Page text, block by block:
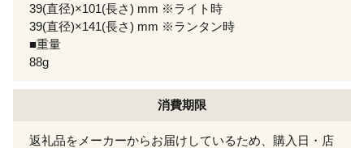
39(直径)×101(長さ) mm ※ライト時
39(直径)×141(長さ) mm ※ランタン時
■重量
88g
消費期限
返礼品をメーカーからお届けしているため、購入日・店